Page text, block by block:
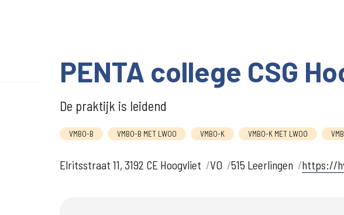
PENTA college CSG
De praktijk is leidend
VMBO-B VMBO-B MET LWOO VMBO-K VMBO-K MET LWOO
Elritsstraat 11, 3192 CE Hoogvliet VO 515 Leerlingen https://